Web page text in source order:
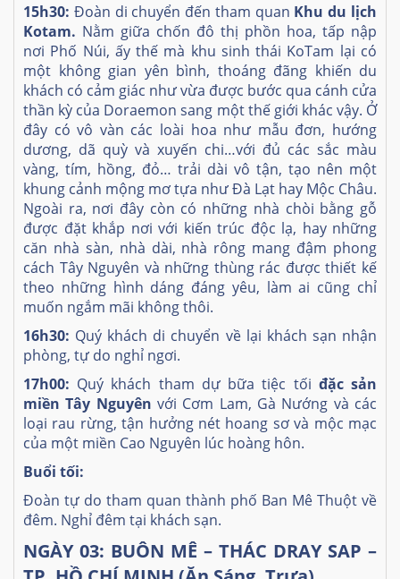
15h30: Đoàn di chuyển đến tham quan Khu du lịch
Kotam. Nằm giữa chốn đô thị phồn hoa, tấp nập
nơi Phố Núi, ấy thế mà khu sinh thái KoTam lại có
một không gian yên bình, thoáng đãng khiến du
khách có cảm giác như vừa được bước qua cánh cửa
thần kỳ của Doraemon sang một thế giới khác vậy. Ở
đây có vô vàn các loài hoa như mẫu đơn, hướng
dương, dã quỳ và xuyến chi…với đủ các sắc màu
vàng, tím, hồng, đỏ… trải dài vô tận, tạo nên một
khung cảnh mộng mơ tựa như Đà Lạt hay Mộc Châu.
Ngoài ra, nơi đây còn có những nhà chòi bằng gỗ
được đặt khắp nơi với kiến trúc độc lạ, hay những
căn nhà sàn, nhà dài, nhà rông mang đậm phong
cách Tây Nguyên và những thùng rác được thiết kế
theo những hình dáng đáng yêu, làm ai cũng chỉ
muốn ngắm mãi không thôi.
16h30: Quý khách di chuyển về lại khách sạn nhận
phòng, tự do nghỉ ngơi.
17h00: Quý khách tham dự bữa tiệc tối đặc sản
miền Tây Nguyên với Cơm Lam, Gà Nướng và các
loại rau rừng, tận hưởng nét hoang sơ và mộc mạc
của một miền Cao Nguyên lúc hoàng hôn.
Buổi tối:
Đoàn tự do tham quan thành phố Ban Mê Thuột về
đêm. Nghỉ đêm tại khách sạn.
NGÀY 03: BUÔN MÊ – THÁC DRAY SAP –